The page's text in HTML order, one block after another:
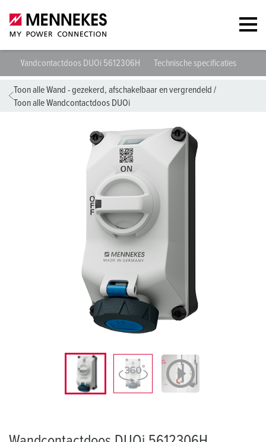
Wandcontactdoos DUOi 5612306H Technische specificaties
Toon alle Wand - gezekerd, afschakelbaar en vergrendeld /
Toon alle Wandcontactdoos DUOi